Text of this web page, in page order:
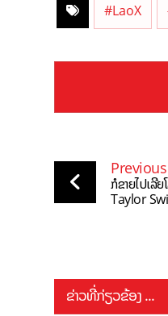
#LaoX
Previous
ກໍຂາຍໄປເລີ
Taylor
ຂ່າວທີ່ກ່ຽວຂ້ອງ ...